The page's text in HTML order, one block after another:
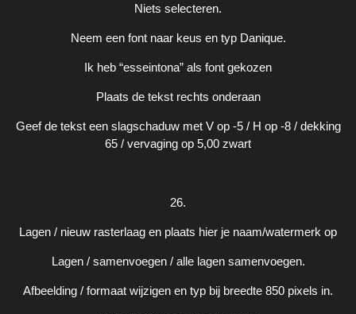
Niets selecteren.
Neem een font naar keus en typ Danique.
Ik heb “esseintona” als font gekozen
Plaats de tekst rechts onderaan
Geef de tekst een slagschaduw met V op -5 / H op -8 / dekking
65 / vervaging op 5,00 zwart
26.
Lagen / nieuw rasterlaag en plaats hier je naam/watermerk op
Lagen / samenvoegen / alle lagen samenvoegen.
Afbeelding / formaat wijzigen en typ bij breedte 850 pixels in.